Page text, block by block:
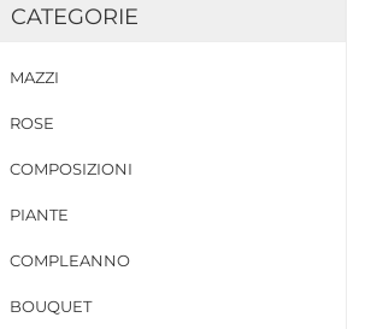
CATEGORIE
MAZZI
ROSE
COMPOSIZIONI
PIANTE
COMPLEANNO
BOUQUET